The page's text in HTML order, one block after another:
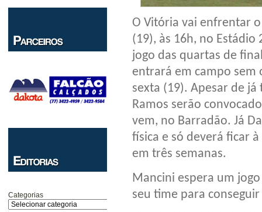
Categorias
O Vitória vai enfrentar
(19), às 16h, no
jogo das quartas de
entrará em campo sem
sexta (19). Apesar de
Ramos serão
vem, no Barradão. Já
física e só deverá ficar
em três semanas.
Mancini espera um
seu time para